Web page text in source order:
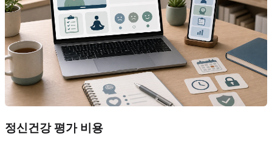
정신건강 평가 비용